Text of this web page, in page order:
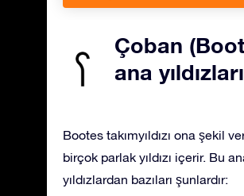
Çoban
ana yıldızları
Bootes takımyıldızı ona şekil
birçok parlak yıldızı içerir. Bu
yıldızlardan bazıları şunlardır: